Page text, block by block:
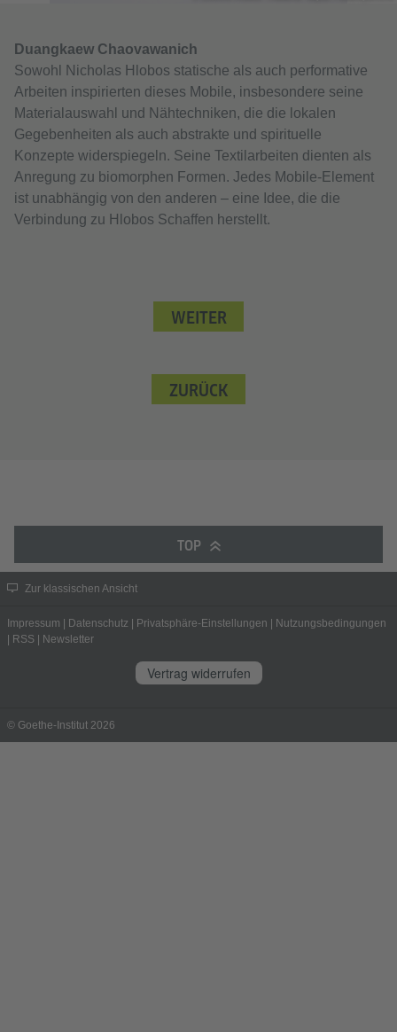
Duangkaew Chaovawanich
Sowohl Nicholas Hlobos statische als auch performative
Arbeiten inspirierten dieses Mobile, insbesondere seine
Materialauswahl und Nähtechniken, die die lokalen
Gegebenheiten als auch abstrakte und spirituelle
Konzepte widerspiegeln. Seine Textilarbeiten dienten als
Anregung zu biomorphen Formen. Jedes Mobile-Element
ist unabhängig von den anderen – eine Idee, die die
Verbindung zu Hlobos Schaffen herstellt.
WEITER
ZURÜCK
TOP
Zur klassischen Ansicht
Impressum Datenschutz Privatsphäre-Einstellungen
Nutzungsbedingungen
RSS Newsletter
Vertrag widerrufen
© Goethe-Institut 2026